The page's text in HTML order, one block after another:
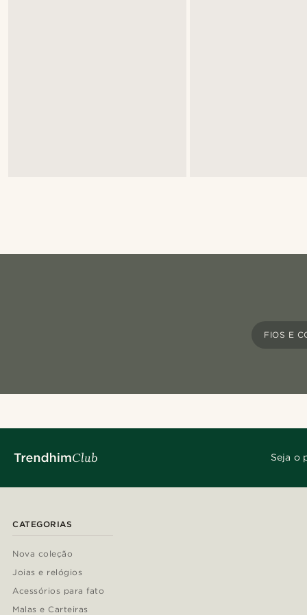
FIOS E
Seja o
CATEGORIAS
Nova coleção
Joias e relógios
Acessórios para fato
Malas e Carteiras